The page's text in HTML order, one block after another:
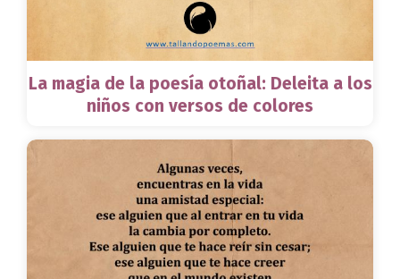
La magia de la poesía otoñal: Deleita a los
niños con versos de colores